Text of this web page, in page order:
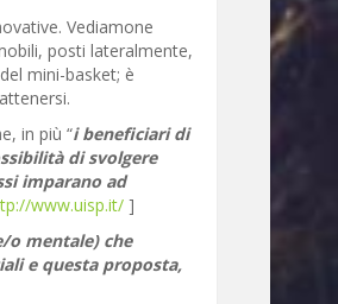
Vediamone
posti lateralmente,
mini-basket; è
in più “i beneficiari di
di svolgere
imparano ad
www.uisp.it/]
o mentale) che
e questa proposta,